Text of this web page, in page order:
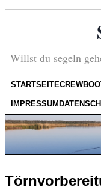
Willst du segeln
STARTSEITECREW
IMPRESSUM